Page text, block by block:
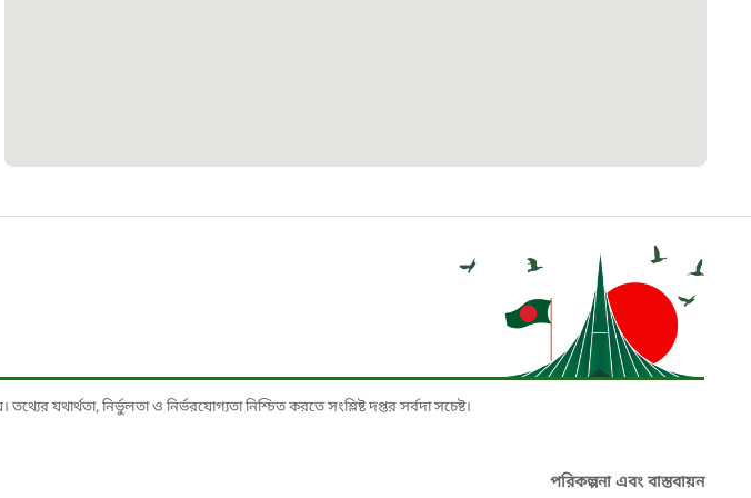
১৬১০৯
বাংলাদেশ কর্মচারী কল্যাণ বোর্ড হটলাইন
০১৯০৮৮৮৮৮৮৮
১৬১১৩
যথার্থতা, নির্ভুলতা ও নির্ভরযোগ্যতা নিশ্চিত করতে সংশ্লিষ্ট দপ্তর সর্বদা সচেষ্ট।
পরিকল্পনা এবং বাস্তবায়ন